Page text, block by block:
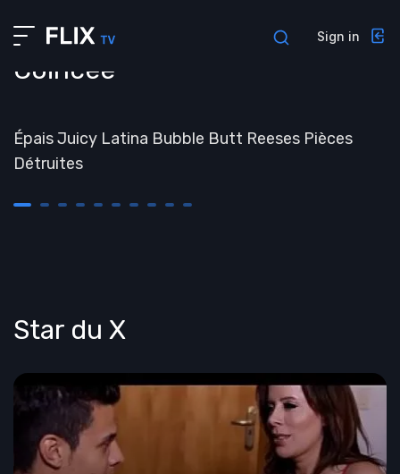
Profile
Contacts
Admin pages
Privacy policy
Sign in
Sign in
Coincée
##TEMPS
Épais Juicy Latina Bubble Butt Reeses Pièces
Détruites
Star du X